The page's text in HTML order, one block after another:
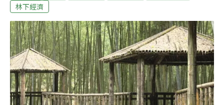
朱木生表示，未來將結合淺山地區產業、國產材設計商
東林業服務小棧重新開幕 多元山林服務推廣生態保育林務
局屏東林管處位於屏東市區的舊宿舍，數年前改造為「林
業服務小棧」，作為推動山林保育與民眾溝通交流的空
間。屏東林業服務小棧鄰近百貨商圈、學校和職人町等地
點，人潮眾多，過去多由林管處人員駐站提供諮詢服務，
帶領民眾認識在地林業和保育。今年隨著疫情結束，小棧
重新開幕，也開啟新的營運模式。今年屏東林管處正式委
林下經濟